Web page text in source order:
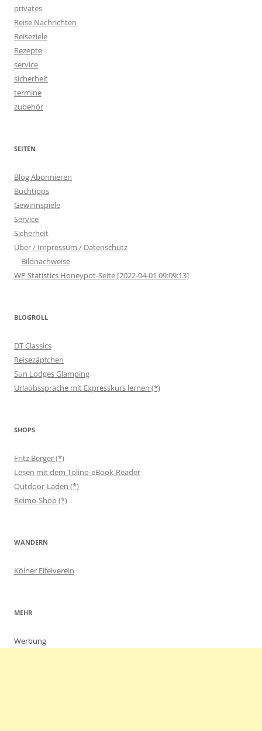
privates
Reise Nachrichten
Reiseziele
Rezepte
service
sicherheit
termine
zubehör
SEITEN
Blog Abonnieren
Buchtipps
Gewinnspiele
Service
Sicherheit
Über / Impressum / Datenschutz
Bildnachweise
WP Statistics Honeypot-Seite [2022-04-01 09:09:13]
BLOGROLL
DT Classics
Reisezäpfchen
Sun Lodges Glamping
Urlaubssprache mit Expresskurs lernen (*)
SHOPS
Fritz Berger (*)
Lesen mit dem Tolino-eBook-Reader
Outdoor-Laden (*)
Reimo-Shop (*)
WANDERN
Kölner Eifelverein
MEHR
Werbung